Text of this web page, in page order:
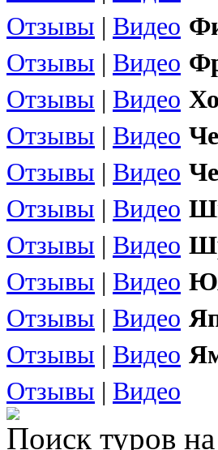
Отзывы | Видео
Отзывы | Видео
Отзывы | Видео
Отзывы | Видео
Отзывы | Видео
Отзывы | Видео
Отзывы | Видео
Отзывы | Видео
Отзывы | Видео
Отзывы | Видео
Отзывы | Видео
Поиск туров